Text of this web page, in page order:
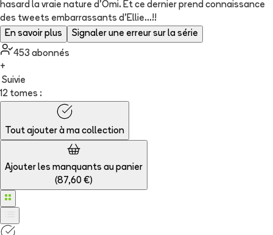
hasard la vraie nature d’Ômi. Et ce dernier prend connaissance
des tweets embarrassants d’Ellie…!!
En savoir plus
Signaler une erreur sur la série
453 abonnés
+
Suivie
12 tomes :
Tout ajouter à ma collection
Ajouter les manquants au panier
(87,60 €)